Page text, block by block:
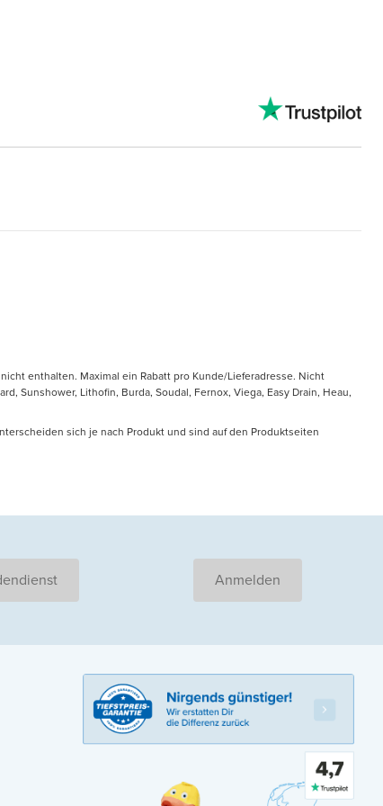
enthalten. Maximal ein Rabatt pro Kunde/Lieferadresse. Nicht
Sunshower, Lithofin, Burda, Soudal, Fernox, Viega, Easy Drain, Heau,
sich je nach Produkt und sind auf den Produktseiten
Anmelden